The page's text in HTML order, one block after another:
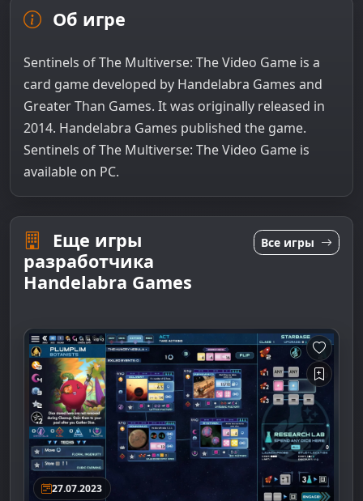
Об игре
Sentinels of The Multiverse: The Video Game is a
card game developed by Handelabra Games and
Greater Than Games. It was originally released in
2014. Handelabra Games published the game.
Sentinels of The Multiverse: The Video Game is
available on PC.
Еще игры
разработчика
Handelabra Games
Все игры
27.07.2023